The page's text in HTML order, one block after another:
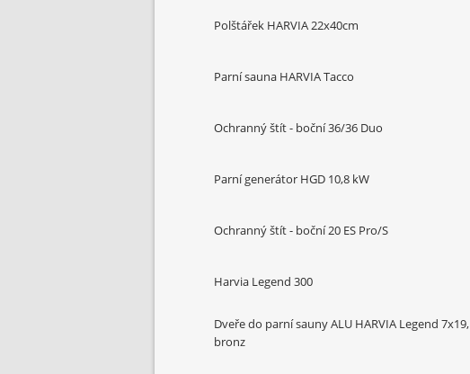
Polštářek HARVIA 22x40cm
Parní sauna HARVIA Tacco
Ochranný štít - boční 36/36 Duo
Parní generátor HGD 10,8 kW
Ochranný štít - boční 20 ES Pro/S
Harvia Legend 300
Dveře do parní sauny ALU HARVIA Legend 7x19,
bronz